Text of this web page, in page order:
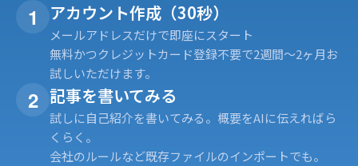
1 アカウント作成（30秒）
メールアドレスだけで即座にスタート
無料かつクレジットカード登録不要で2週間〜2ヶ月お
試しいただけます。
2 記事を書いてみる
試しに自己紹介を書いてみる。概要をAIに伝えればら
くらく。
会社のルールなど既存ファイルのインポートでも。